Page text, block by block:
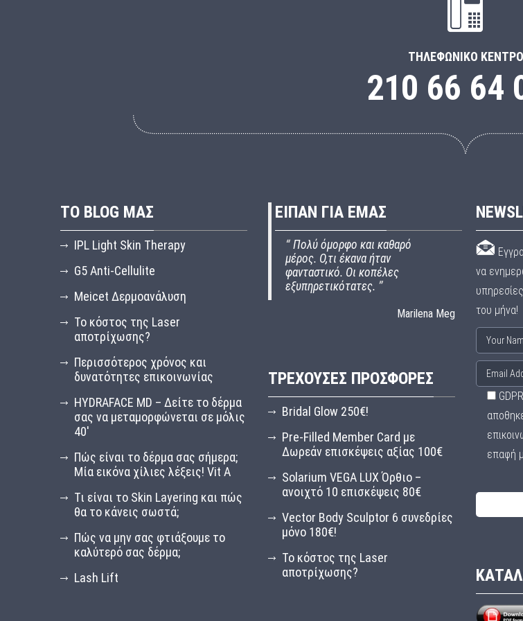
ΤΗΛΕΦΩΝΙΚΌ ΚΈΝΤΡΟ
210 66 64
ΤΟ BLOG ΜΑΣ
IPL Light Skin Therapy
G5 Anti-Cellulite
Meicet Δερμοανάλυση
Το κόστος της Laser
αποτρίχωσης?
Περισσότερος χρόνος και
δυνατότητες επικοινωνίας
HYDRAFACE MD – Δείτε το δέρμα
σας να μεταμορφώνεται σε μόλις
40′
Πώς είναι το δέρμα σας σήμερα;
Μία εικόνα χίλιες λέξεις! Vit A
Τι είναι το Skin Layering και πώς
θα το κάνεις σωστά;
Πώς να μην σας φτιάξουμε το
καλύτερό σας δέρμα;
Lash Lift
ΕΙΠΑΝ ΓΙΑ ΕΜΑΣ
“ Πολύ όμορφο και καθαρό
μέρος. Ο,τι έκανα ήταν
φανταστικό. Οι κοπέλες
εξυπηρετικότατες. ”
Marilena Meg
ΤΡΈΧΟΥΣΕΣ ΠΡΟΣΦΟΡΈΣ
Bridal Glow 250€!
Pre-Filled Member Card με
Δωρεάν επισκέψεις αξίας 100€
Solarium VEGA LUX Όρθιο –
ανοιχτό 10 επισκέψεις 80€
Vector Body Sculptor 6 συνεδρίες
μόνο 180€!
Το κόστος της Laser
αποτρίχωσης?
να
του μήνα!
επαφή